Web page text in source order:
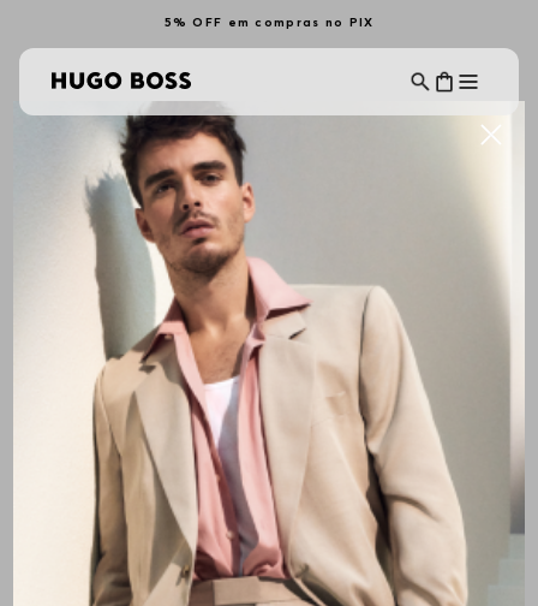
5% OFF em compras no PIX